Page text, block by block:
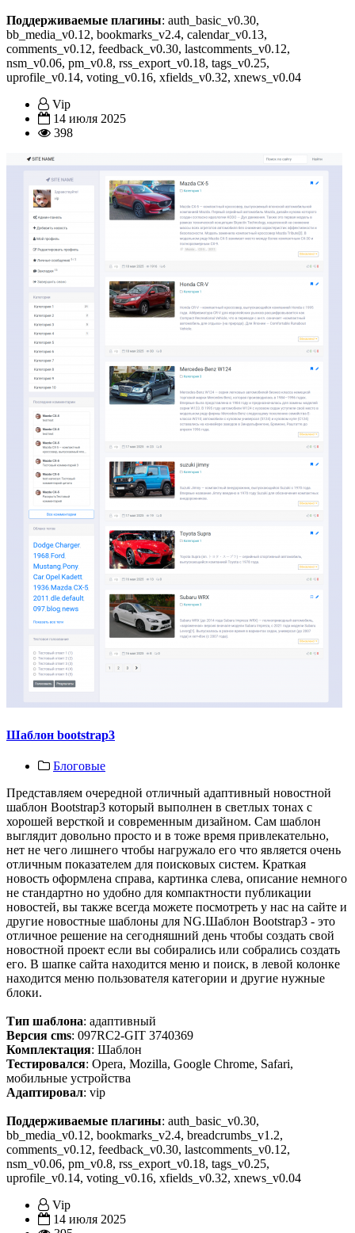
Поддерживаемые плагины: auth_basic_v0.30,
bb_media_v0.12, bookmarks_v2.4, calendar_v0.13,
comments_v0.12, feedback_v0.30, lastcomments_v0.12,
nsm_v0.06, pm_v0.8, rss_export_v0.18, tags_v0.25,
uprofile_v0.14, voting_v0.16, xfields_v0.32, xnews_v0.04
Vip
14 июля 2025
398
Шаблон bootstrap3
Блоговые
Представляем очередной отличный адаптивный новостной
шаблон Bootstrap3 который выполнен в светлых тонах с
хорошей версткой и современным дизайном. Сам шаблон
выглядит довольно просто и в тоже время привлекательно,
нет не чего лишнего чтобы нагружало его что является очень
отличным показателем для поисковых систем. Краткая
новость оформлена справа, картинка слева, описание немного
не стандартно но удобно для компактности публикации
новостей, вы также всегда можете посмотреть у нас на сайте и
другие новостные шаблоны для NG.Шаблон Bootstrap3 - это
отличное решение на сегодняшний день чтобы создать свой
новостной проект если вы собирались или собрались создать
его. В шапке сайта находится меню и поиск, в левой колонке
находится меню пользователя категории и другие нужные
блоки.
Тип шаблона: адаптивный
Версия cms: 097RC2-GIT 3740369
Комплектация: Шаблон
Тестировался: Opera, Mozilla, Google Chrome, Safari,
мобильные устройства
Адаптировал: vip
Поддерживаемые плагины: auth_basic_v0.30,
bb_media_v0.12, bookmarks_v2.4, breadcrumbs_v1.2,
comments_v0.12, feedback_v0.30, lastcomments_v0.12,
nsm_v0.06, pm_v0.8, rss_export_v0.18, tags_v0.25,
uprofile_v0.14, voting_v0.16, xfields_v0.32, xnews_v0.04
Vip
14 июля 2025